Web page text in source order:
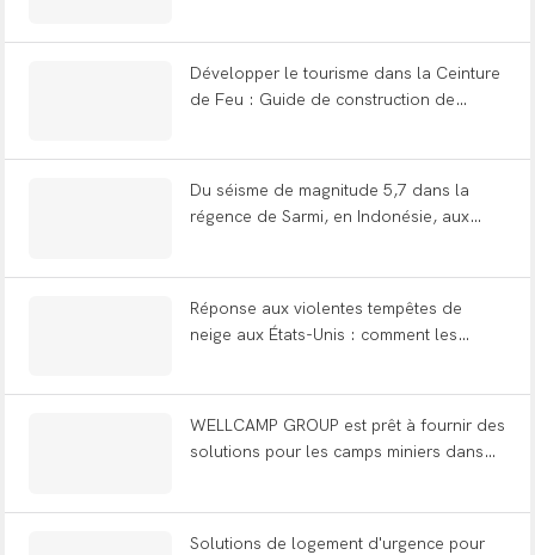
Développer le tourisme dans la Ceinture
de Feu : Guide de construction de
Du séisme de magnitude 5,7 dans la
régence de Sarmi, en Indonésie, aux
Réponse aux violentes tempêtes de
neige aux États-Unis : comment les
WELLCAMP GROUP est prêt à fournir des
solutions pour les camps miniers dans
Solutions de logement d'urgence pour